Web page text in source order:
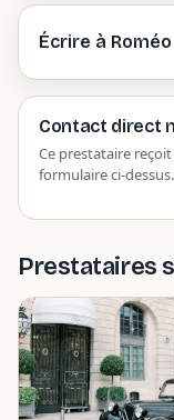
Écrire à
Contact direct
Ce prestataire
formulaire ci-dessus.
Prestataires